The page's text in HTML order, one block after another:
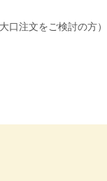
口注文をご検討の方）